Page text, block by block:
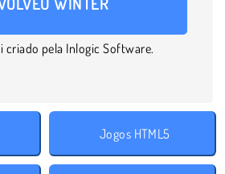
pela Inlogic Software.
Jogos HTML5